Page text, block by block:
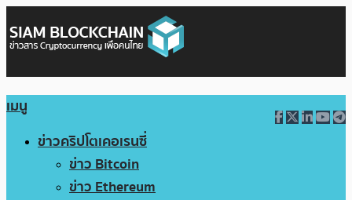
เมนู
ข่าวคริปโตเคอเรนซี่
ข่าว Bitcoin
ข่าว Ethereum